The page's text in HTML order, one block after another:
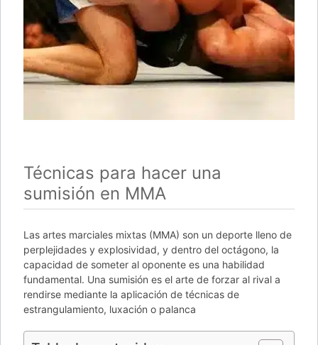
Técnicas para hacer una
sumisión en MMA
Las artes marciales mixtas (MMA) son un deporte lleno de
perplejidades y explosividad, y dentro del octágono, la
capacidad de someter al oponente es una habilidad
fundamental. Una sumisión es el arte de forzar al rival a
rendirse mediante la aplicación de técnicas de
estrangulamiento, luxación o palanca